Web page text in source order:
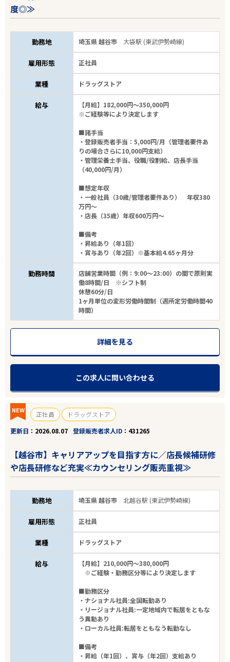
度◎≫
勤務地 埼玉県 越谷市 大袋駅 (東武伊勢崎線)
雇用形態 正社員
業種 ドラッグストア
給与
【月給】182,000円～350,000円
※ご経験等により決定します
■諸手当
・登録販売者手当：5,000円/月（管理者要件あ
りの場合さらに10,000円支給）
・管理栄養士手当、役職/役割給、店長手当
（40,000円/月）
■想定年収
・一般社員（30歳/管理者要件あり） 年収380
万円～
・店長（35歳）年収600万円～
■備考
・昇給あり（年1回）
・賞与あり（年2回）※基本給4.65ヶ月分
勤務時間
店舗営業時間（例：9:00～23:00）の間で原則実
働8時間/日 ※シフト制
休憩60分/日
1ヶ月単位の変形労働時間制（週所定労働時間40
時間）
詳細を見る
この求人に問い合わせる
NEW 正社員
ドラッグストア
更新日
2026.08.07 登録販売者求人ID 431265
【越谷市】キャリアアップを目指す方に／店長候補研修
や店長研修など充実≪カウンセリング販売重視≫
勤務地 埼玉県 越谷市 北越谷駅 (東武伊勢崎線)
雇用形態 正社員
業種 ドラッグストア
給与
【月給】210,000円～380,000円
※ご経験・勤務区分等により決定します
■勤務区分
・ナショナル社員:全国転勤あり
・リージョナル社員:一定地域内で転居をともな
う異動あり
・ローカル社員:転居をともなう転勤なし
■備考
・昇給（年1回）、賞与（年2回）支給あり